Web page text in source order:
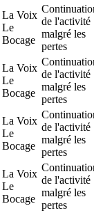
La Voix
Le
Bocage
de l'activité
malgré les
pertes
La Voix
Le
Bocage
de l'activité
malgré les
pertes
La Voix
Le
Bocage
de l'activité
malgré les
pertes
La Voix
Le
Bocage
de l'activité
malgré les
pertes